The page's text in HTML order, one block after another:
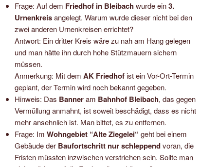
Frage: Auf dem Friedhof in Bleibachwurde ein3.
Urnenkreisangelegt. Warum wurde dieser nicht bei den
zwei anderen Urnenkreisen errichtet?
Antwort: Ein dritter Kreis wäre zu nah am Hang gelegen
und man hätte ihn durch hohe Stützmauern sichern
müssen.
Anmerkung: Mit dem AK Friedhofist ein Vor-Ort-Termin
geplant, der Termin wird noch bekannt gegeben.
Hinweis: Das Banneram Bahnhof Bleibach, das gegen
Vermüllung anmahnt, ist soweit beschädigt, dass es nicht
mehr ansehnlich ist. Man bittet, es zu entfernen.
Frage: Im Wohngebiet “Alte Ziegelei“ geht bei einem
Gebäude der Baufortschritt nur schleppendvoran, die
Fristen müssten inzwischen verstrichen sein. Sollte man